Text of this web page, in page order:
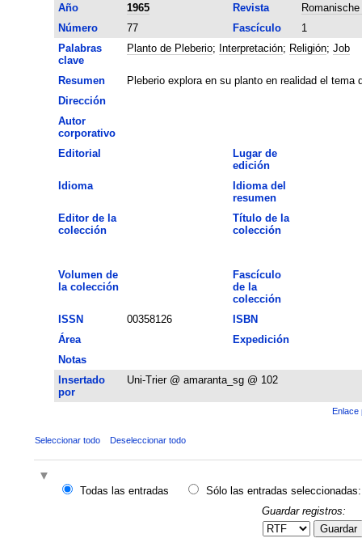
Año
1965 Revista
Número
77 Fascículo
1
Palabras
clave
Planto de Pleberio; Interpretación; Religión; Job
Resumen
Pleberio explora en su planto en realidad el
Dirección
Autor
corporativo
Editorial
Lugar de
edición
Idioma
Idioma del
resumen
Editor de la
colección
Título de la
colección
Volumen de
la colección
Fascículo
de la
colección
ISSN
00358126
ISBN
Área
Expedición
Notas
Insertado
por
Uni-Trier @ amaranta_sg @ 102
Enlace
Seleccionar todo Deseleccionar todo
Todas las entradas
Sólo las entradas seleccionadas:
Guardar registros:
Guardar